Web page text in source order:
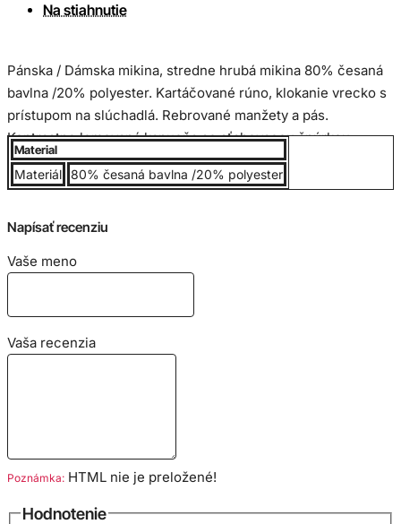
Na stiahnutie
Pánska / Dámska mikina, stredne hrubá mikina 80% česaná
bavlna /20% polyester. Kartáčované rúno, klokanie vrecko s
prístupom na slúchadlá. Rebrované manžety a pás.
Kontrastne lemovaná kapucňa so sťahovacou šnúrkou.
Veľkostná tabuľka:
Material
Materiál 80% česaná bavlna /20% polyester
Napísať recenziu
Vaše meno
Vaša recenzia
Poznámka: HTML nie je preložené!
Hodnotenie